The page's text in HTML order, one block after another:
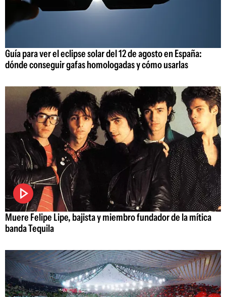
Guía para ver el eclipse solar del 12 de agosto en España:
dónde conseguir gafas homologadas y cómo usarlas
Muere Felipe Lipe, bajista y miembro fundador de la mítica
banda Tequila